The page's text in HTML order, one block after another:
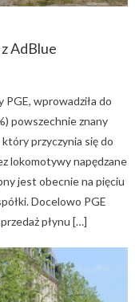
AdBlue
PGE, wprowadziła do
powszechnie znany
przyczynia się do
lokomotywy napędzane
jest obecnie na pięciu
Docelowo PGE
płynu […]